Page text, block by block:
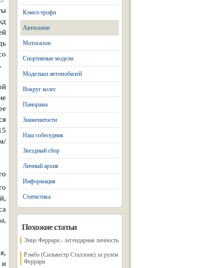
и
Кэмел-трофи
Автосалон
Мотосалон
Спортивные модели
Модельки автомобилей
Вокруг колес
Панорама
Знаменитости
Наш собеседник
Звездный сбор
Личный архив
Информация
Статистика
Похожие статьи
Энцо Феррари - легендарная личность
Рэмбо (Сильвестр Сталлоне) за рулем
Феррари